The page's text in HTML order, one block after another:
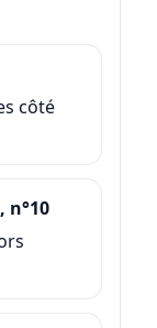
côté
n°10